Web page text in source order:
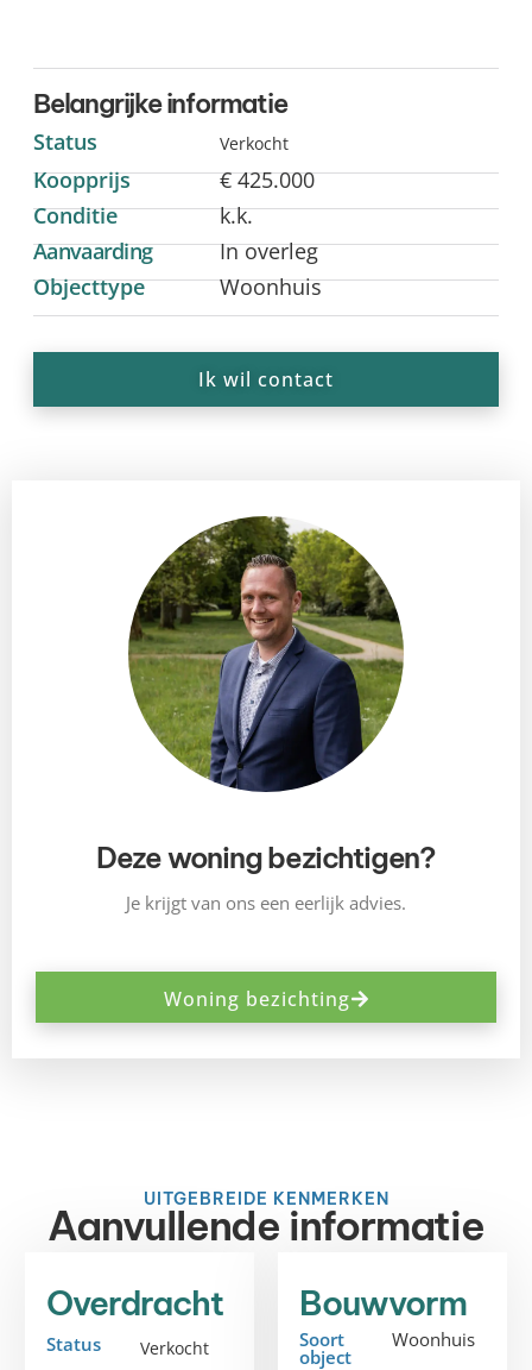
Belangrijke informatie
Status Verkocht
Koopprijs
€ 425.000
Conditie
k.k.
Aanvaarding
In overleg
Objecttype
Woonhuis
Ik wil contact
Deze woning bezichtigen?
Je krijgt van ons een eerlijk advies.
Woning bezichting
UITGEBREIDE KENMERKEN
Aanvullende informatie
Overdracht
Status Verkocht
Bouwvorm
Soort
object
Woonhuis